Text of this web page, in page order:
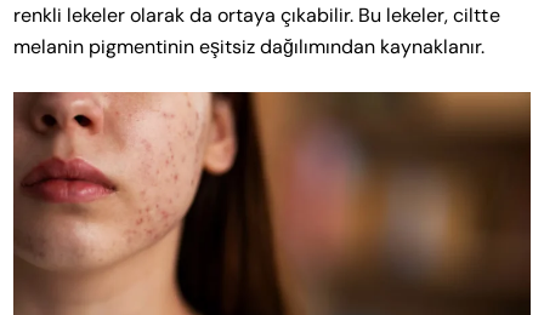
renkli lekeler olarak da ortaya çıkabilir. Bu lekeler, ciltte
melanin pigmentinin eşitsiz dağılımından kaynaklanır.